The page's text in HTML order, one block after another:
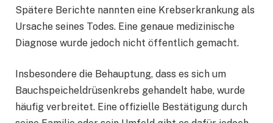
Spätere Berichte nannten eine Krebserkrankung als
Ursache seines Todes. Eine genaue medizinische
Diagnose wurde jedoch nicht öffentlich gemacht.
Insbesondere die Behauptung, dass es sich um
Bauchspeicheldrüsenkrebs gehandelt habe, wurde
häufig verbreitet. Eine offizielle Bestätigung durch